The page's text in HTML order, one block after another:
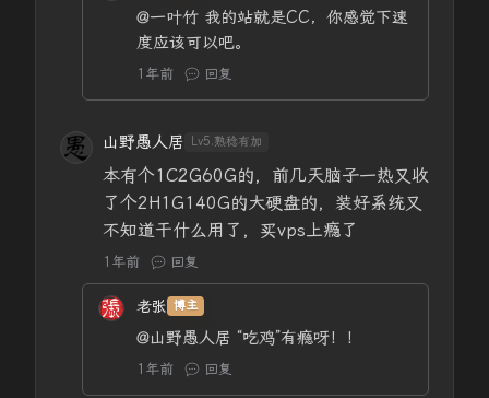
@一叶竹 我的站就是CC，你感觉下速
度应该可以吧。
1年前 回复
山野愚人居 Lv5.熟稔有加
本有个1C2G60G的，前几天脑子一热又收
了个2H1G140G的大硬盘的，装好系统又
不知道干什么用了，买vps上瘾了
1年前 回复
老张 博主
@山野愚人居 “吃鸡”有瘾呀！！
1年前 回复